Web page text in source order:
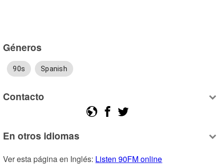
Géneros
90s Spanish
Contacto
En otros idiomas
Ver esta página en Inglés: Listen 90FM online